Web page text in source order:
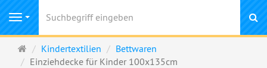
Navigation
Startseite
Kindertextilien
Bettwaren
Einziehdecke für Kinder 100x135cm